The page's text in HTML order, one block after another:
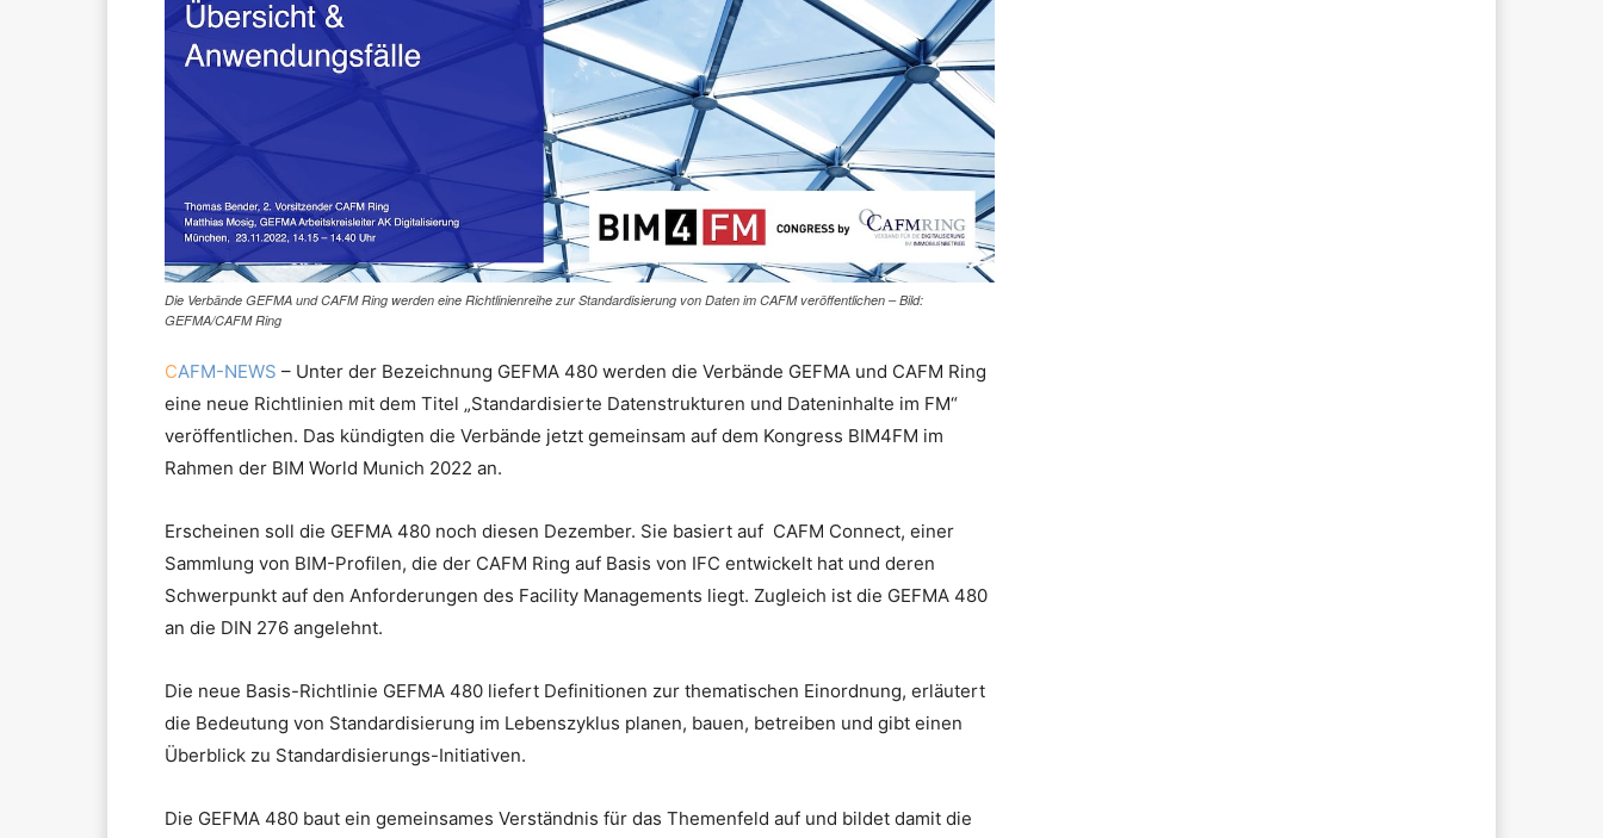
Die Verbände GEFMA und CAFM Ring werden eine Richtlinienreihe zur Standardisierung von Daten im CAFM veröffentlichen – Bild:
GEFMA/CAFM Ring
CAFM-NEWS – Unter der Bezeichnung GEFMA 480 werden die Verbände GEFMA und CAFM Ring
eine neue Richtlinien mit dem Titel „Standardisierte Datenstrukturen und Dateninhalte im FM“
veröffentlichen. Das kündigten die Verbände jetzt gemeinsam auf dem Kongress BIM4FM im
Rahmen der BIM World Munich 2022 an.
Erscheinen soll die GEFMA 480 noch diesen Dezember. Sie basiert auf CAFM Connect, einer
Sammlung von BIM-Profilen, die der CAFM Ring auf Basis von IFC entwickelt hat und deren
Schwerpunkt auf den Anforderungen des Facility Managements liegt. Zugleich ist die GEFMA 480
an die DIN 276 angelehnt.
Die neue Basis-Richtlinie GEFMA 480 liefert Definitionen zur thematischen Einordnung, erläutert
die Bedeutung von Standardisierung im Lebenszyklus planen, bauen, betreiben und gibt einen
Überblick zu Standardisierungs-Initiativen.
Die GEFMA 480 baut ein gemeinsames Verständnis für das Themenfeld auf und bildet damit die